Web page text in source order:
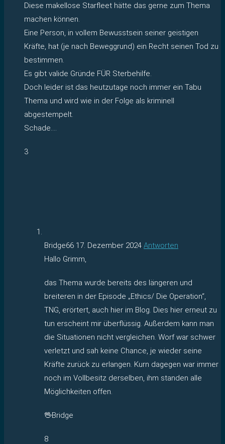
Diese makellose Starfleet hätte das gerne zum Thema
machen können.
Eine Person, in vollem Bewusstsein seiner geistigen
Kräfte, hat (je nach Beweggrund) ein Recht seinen Tod zu
bestimmen.
Es gibt valide Gründe FÜR Sterbehilfe.
Doch leider ist das heutzutage noch immer ein Tabu
Thema und wird wie in der Folge als kriminell
abgestempelt.
Schade….
3
Bridge66 17. Dezember 2024 Antworten
Hallo Grimm,
das Thema wurde bereits des längeren und
breiteren in der Episode „Ethics/ Die Operation“,
TNG, erörtert, auch hier im Blog. Dies hier erneut zu
tun erscheint mir überflüssig. Außerdem kann man
die Situationen nicht vergleichen. Worf war schwer
verletzt und sah keine Chance, je wieder seine
Kräfte zurück zu erlangen. Kurn dagegen war immer
noch im Vollbesitz derselben, ihm standen alle
Möglichkeiten offen.
🖖Bridge
8